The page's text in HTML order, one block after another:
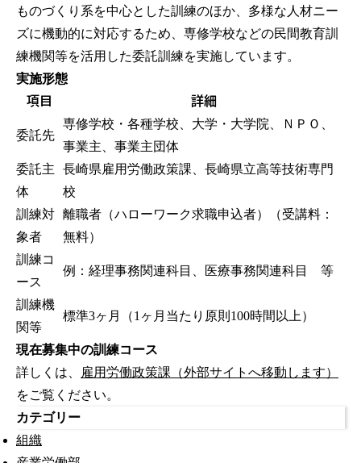
ものづくり系を中心とした訓練のほか、多様な人材ニー
ズに機動的に対応するため、専修学校などの民間教育訓
練機関等を活用した委託訓練を実施しています。
実施形態
項目 詳細
委託先
専修学校・各種学校、大学・大学院、ＮＰＯ、
事業主、事業主団体
委託主
体
長崎県雇用労働政策課、長崎県立高等技術専門
校
訓練対
象者
離職者（ハローワーク求職申込者）（受講料：
無料）
訓練コ
ース
例：経理事務関連科目、医療事務関連科目 等
訓練機
関等
標準3ヶ月（1ヶ月当たり原則100時間以上）
現在募集中の訓練コース
詳しくは、
雇用労働政策課（外部サイトへ移動します）
をご覧ください。
カテゴリー
組織